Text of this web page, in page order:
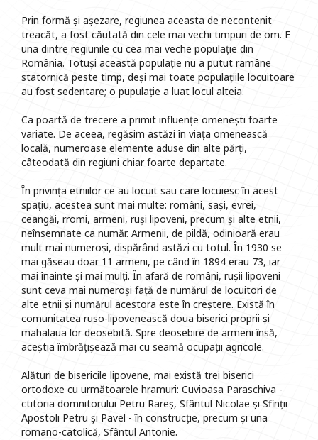
Prin formă și așezare, regiunea aceasta de necontenit
treacăt, a fost căutată din cele mai vechi timpuri de om. E
una dintre regiunile cu cea mai veche populație din
România. Totuși această populație nu a putut ramâne
statornică peste timp, deși mai toate populațiile locuitoare
au fost sedentare; o pupulație a luat locul alteia.
Ca poartă de trecere a primit influențe omenești foarte
variate. De aceea, regăsim astăzi în viața omenească
locală, numeroase elemente aduse din alte părți,
câteodată din regiuni chiar foarte departate.
În privința etniilor ce au locuit sau care locuiesc în acest
spațiu, acestea sunt mai multe: români, sași, evrei,
ceangăi, rromi, armeni, ruși lipoveni, precum și alte etnii,
neînsemnate ca număr. Armenii, de pildă, odinioară erau
mult mai numeroși, dispărând astăzi cu totul. În 1930 se
mai găseau doar 11 armeni, pe când în 1894 erau 73, iar
mai înainte și mai mulți. În afară de români, rușii lipoveni
sunt ceva mai numeroși față de numărul de locuitori de
alte etnii și numărul acestora este în creștere. Există în
comunitatea ruso-lipovenească doua biserici proprii și
mahalaua lor deosebită. Spre deosebire de armeni însă,
aceștia îmbrățișează mai cu seamă ocupații agricole.
Alături de bisericile lipovene, mai există trei biserici
ortodoxe cu următoarele hramuri: Cuvioasa Paraschiva -
ctitoria domnitorului Petru Rareș, Sfântul Nicolae și Sfinții
Apostoli Petru și Pavel - în construcție, precum și una
romano-catolică, Sfântul Antonie.